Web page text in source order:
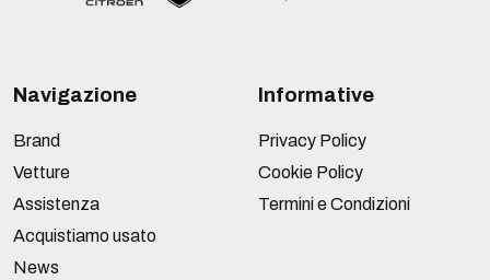
Navigazione
Brand
Vetture
Assistenza
Acquistiamo usato
News
Informative
Privacy Policy
Cookie Policy
Termini e Condizioni